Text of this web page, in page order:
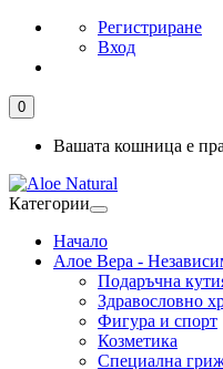
Регистриране
Вход
0
Вашата кошница е
Категории
Начало
Алое Вера -
Подаръчна
Здравословно
Фигура и спорт
Козметика
Специална